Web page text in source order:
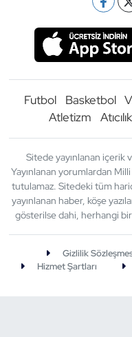
Futbol Basketbol
Atletizm
Atıcılık
Sitede yayınlanan içerik
Yayınlanan yorumlardan
tutulamaz. Sitedeki tüm
yayınlanan haber, köşe
gösterilse dahi, herhangi
Gizlilik
Hizmet Şartları